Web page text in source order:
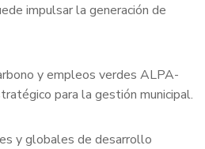
impulsar la generación de
y empleos verdes ALPA-
para la gestión municipal.
y globales de desarrollo